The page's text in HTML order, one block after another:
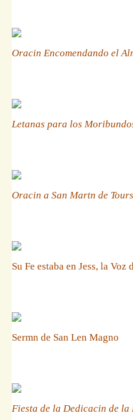
Oracin Encomendando el
Letanas para los
Oracin a San Martn de
Su Fe estaba en Jess, la Voz
Sermn de San Len Magno
Fiesta de la Dedicacin de la